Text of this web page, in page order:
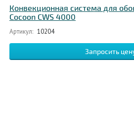
Конвекционная система для
Cocoon CWS 4000
Артикул: 10204
Запросить